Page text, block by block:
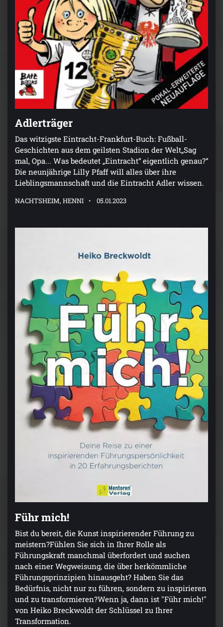
Adlerträger
Das witzigste Eintracht-Frankfurt-Buch: Fußball-
Geschichten aus dem geilsten Stadion der Welt„Sag
mal, Opa... Was bedeutet „Eintracht“ eigentlich genau?“
Die neunjährige Lilly Pfaff will alles über ihre
Lieblingsmannschaft und die Eintracht Adler wissen.
NACHTSHEIM, HENNI 05.01.2023
Führ mich!
Bist du bereit, die Kunst inspirierender Führung zu
meistern?Fühlen Sie sich in Ihrer Rolle als
Führungskraft manchmal überfordert und suchen
nach einer Wegweisung, die über herkömmliche
Führungsprinzipien hinausgeht? Haben Sie das
Bedürfnis, nicht nur zu führen, sondern zu inspirieren
und zu transformieren?Wenn ja, dann ist "Führ mich!"
von Heiko Breckwoldt der Schlüssel zu Ihrer
Transformation.